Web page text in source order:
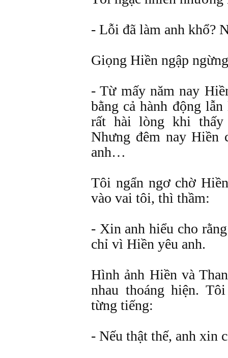
- Lỗi đã làm anh khổ?
Giọng Hiền ngập
- Từ mấy năm nay
bằng cả hành động
rất hài lòng khi
Nhưng đêm nay Hiền
anh…
Tôi ngẩn ngơ chờ
vào vai tôi, thì thầm:
- Xin anh hiểu cho
chỉ vì Hiền yêu anh.
Hình ảnh Hiền và
nhau thoáng hiện.
từng tiếng:
- Nếu thật thế, anh xin